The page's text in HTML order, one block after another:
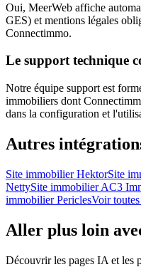
Oui, MeerWeb affiche
GES) et mentions légales
Connectimmo.
Le support technique
Notre équipe support est
immobiliers dont
dans la configuration et
Autres
Site immobilierHektorSite
NettySite immobilierAC3
immobilierPericlesVoir
Aller plus loin
Découvrir les pages IA et les